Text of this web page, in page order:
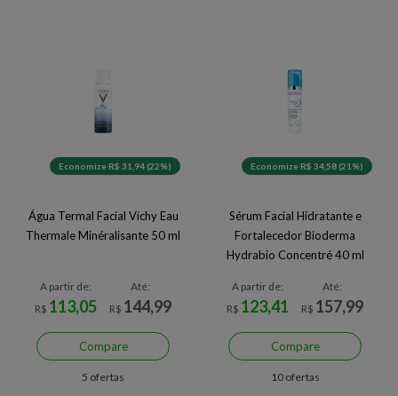
Economize R$ 31,94 (22%)
Água Termal Facial Vichy Eau
Thermale Minéralisante 50 ml
A partir de:
R$ 113,05
Até:
R$ 144,99
Compare
5 ofertas
Economize R$ 34,58 (21%)
Sérum Facial Hidratante e
Fortalecedor Bioderma
Hydrabio Concentré 40 ml
A partir de:
R$ 123,41
Até:
R$ 157,99
Compare
10 ofertas